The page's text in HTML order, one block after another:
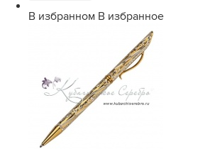
В избранном В избранное